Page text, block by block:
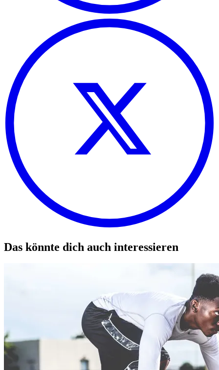
Das könnte dich auch interessieren